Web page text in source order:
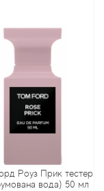
Роуз Прик тестер
вода) 50 мл